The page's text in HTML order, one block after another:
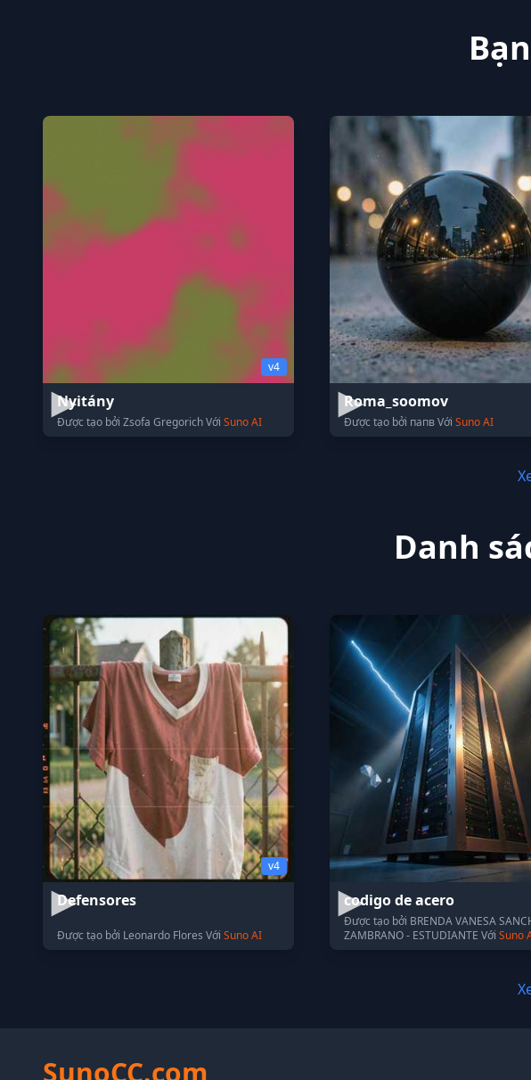
v4
Nyitány
Được tạo bởi Zsofa Gregorich Với Suno AI
Roma_soomov
Được tạo bởi папв Với Suno AI
Danh
v4
Defensores
Được tạo bởi Leonardo Flores Với Suno AI
codigo de acero
Được tạo bởi BRENDA VANESA
ZAMBRANO - ESTUDIANTE Với Suno
SunoCC.com